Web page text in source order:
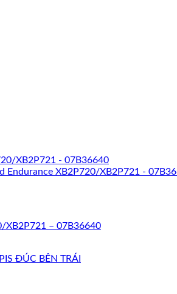
XB2P721 – 07B36640